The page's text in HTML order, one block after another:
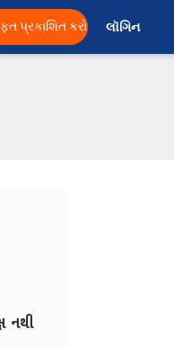
પ્રકાશિત કરો લૉગિન
નથી